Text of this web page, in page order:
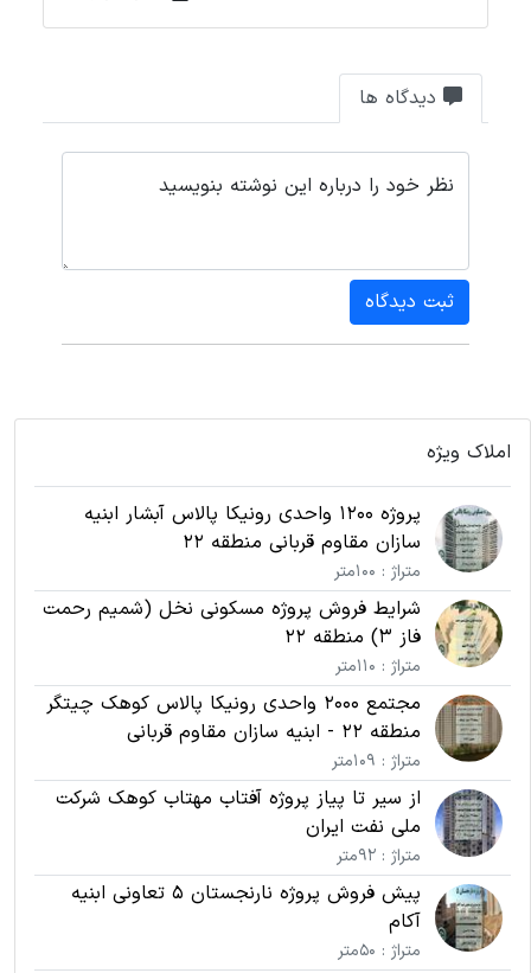
دیدگاه ها
نظر خود را درباره این نوشته بنویسید
ثبت دیدگاه
املاک ویژه
پروژه 1200 واحدی رونیکا پالاس آبشار ابنیه
سازان مقاوم قربانی منطقه 22
متراژ : 100متر
شرایط فروش پروژه مسکونی نخل (شمیم رحمت
فاز 3) منطقه 22
متراژ : 110متر
مجتمع 2000 واحدی رونیکا پالاس کوهک چیتگر
منطقه 22 - ابنیه سازان مقاوم قربانی
متراژ : 109متر
از سیر تا پیاز پروژه آفتاب مهتاب کوهک شرکت
ملی نفت ایران
متراژ : 92متر
پیش فروش پروژه نارنجستان 5 تعاونی ابنیه
آکام
متراژ : 50متر